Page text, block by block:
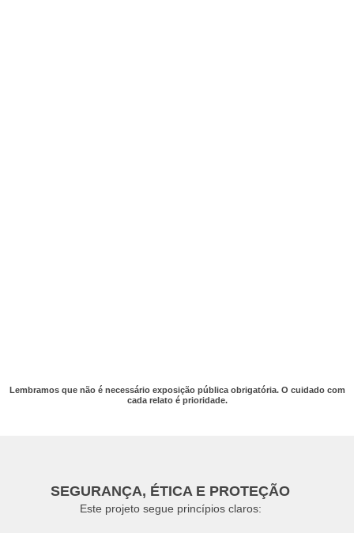
Lembramos que não é necessário exposição pública obrigatória. O cuidado com
cada relato é prioridade.
SEGURANÇA, ÉTICA E PROTEÇÃO
Este projeto segue princípios claros: